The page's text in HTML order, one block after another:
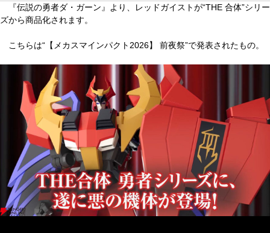
『伝説の勇者ダ・ガーン』より、レッドガイストが“THE 合体”シリー
ズから商品化されます。
こちらは“【メカスマインパクト2026】 前夜祭”で発表されたもの。